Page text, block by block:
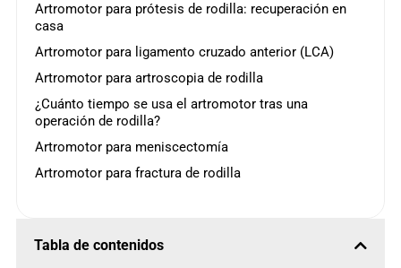
Tabla de contenidos
Artromotor para prótesis de rodilla: recuperación en
casa
Artromotor para ligamento cruzado anterior (LCA)
Artromotor para artroscopia de rodilla
¿Cuánto tiempo se usa el artromotor tras una
operación de rodilla?
Artromotor para meniscectomía
Artromotor para fractura de rodilla